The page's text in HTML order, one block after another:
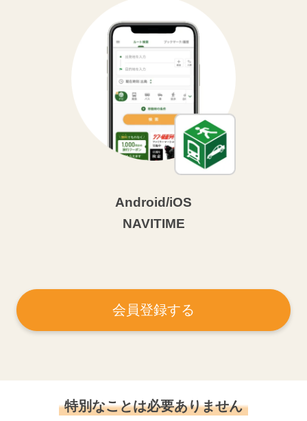
Android/iOS
NAVITIME
会員登録する
特別なことは必要ありません